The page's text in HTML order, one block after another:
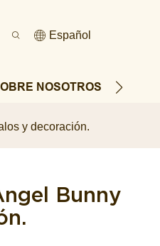
Español
NOSOTROS
y decoración.
Bunny